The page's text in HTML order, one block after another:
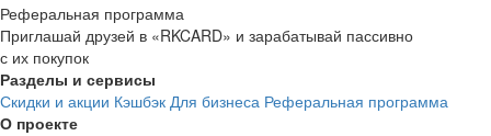
Реферальная программа
Приглашай друзей в «RKCARD» и зарабатывай пассивно
с их покупок
Разделы и сервисы
Скидки и акции Кэшбэк Для бизнеса Реферальная программа
О проекте